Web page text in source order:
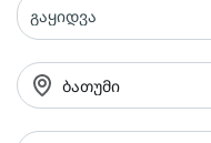
გაყიდვა
ბათუმი